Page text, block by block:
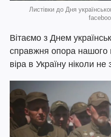
Листівки до Дня
Вітаємо з Днем
справжня опора
віра в Україну ніколи не